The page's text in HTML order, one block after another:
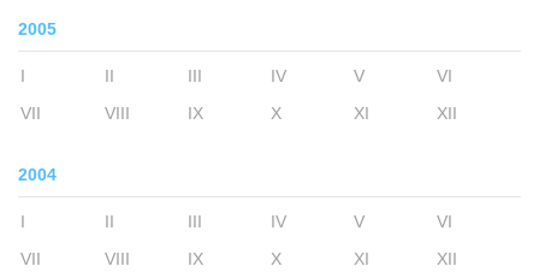
2005
I II III IV V
VI
VII
VIII IX X XI XII
2004
I II III IV V
VI
VII
VIII IX X XI XII